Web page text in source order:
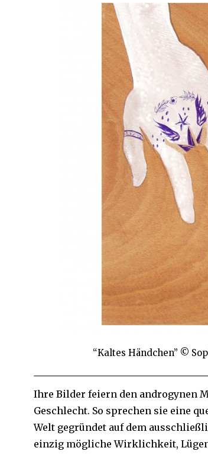
“Kaltes Händchen” ©
Ihre Bilder feiern den androgynen
Geschlecht. So sprechen sie eine
Welt gegründet auf dem
einzig mögliche Wirklichkeit,